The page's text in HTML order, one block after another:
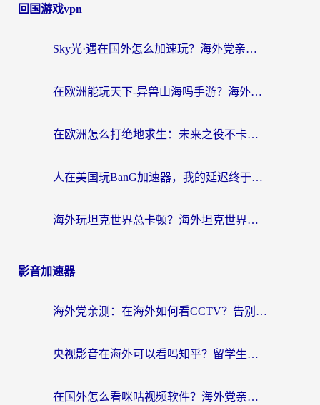
回国游戏vpn
Sky光·遇在国外怎么加速玩？海外党亲测有效的国服游戏加速指南
在欧洲能玩天下-异兽山海吗手游？海外玩家的加速器生存指南
在欧洲怎么打绝地求生：未来之役不卡？留学生亲测的加速器避坑指南
人在美国玩BanG加速器，我的延迟终于绿了
海外玩坦克世界总卡顿？海外坦克世界加速器有哪些？实测好用的选择在这里
影音加速器
海外党亲测：在海外如何看CCTV？告别“仅限大陆播放”的实用指南
央视影音在海外可以看吗知乎？留学生亲测：3步解决地域限制+追剧自由
在国外怎么看咪咕视频软件？海外党亲测有效的回国加速方案